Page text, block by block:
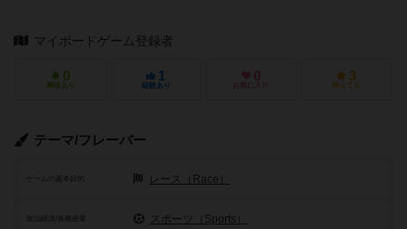
マイボードゲーム登録者
0
興味あり
1
経験あり
0
お気に入り
3
持ってる
テーマ/フレーバー
ゲームの基本目的 レース（Race）
政治経済/各種産業 スポーツ（Sports）